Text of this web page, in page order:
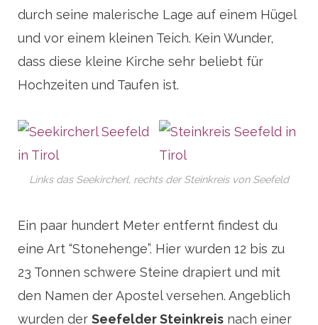
durch seine malerische Lage auf einem Hügel
und vor einem kleinen Teich. Kein Wunder,
dass diese kleine Kirche sehr beliebt für
Hochzeiten und Taufen ist.
Links das Seekircherl, rechts der Steinkreis von Seefeld
Ein paar hundert Meter entfernt findest du
eine Art “Stonehenge”. Hier wurden 12 bis zu
23 Tonnen schwere Steine drapiert und mit
den Namen der Apostel versehen. Angeblich
wurden der Seefelder Steinkreis nach einer